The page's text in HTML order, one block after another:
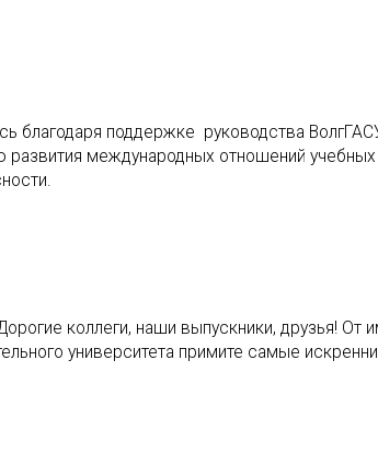
благодаря поддержке руководства
развития международных отношений учебных
коллеги, наши выпускники, друзья! От
университета примите самые